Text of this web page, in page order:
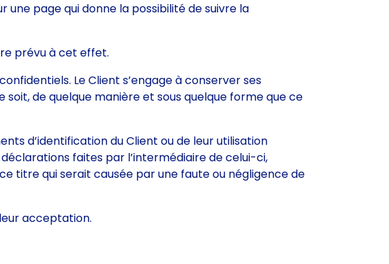
une page qui donne la possibilité de suivre la
prévu à cet effet.
Le Client s’engage à conserver ses
de quelque manière et sous quelque forme que ce
d’identification du Client ou de leur utilisation
faites par l’intermédiaire de celui-ci,
titre qui serait causée par une faute ou négligence de
acceptation.